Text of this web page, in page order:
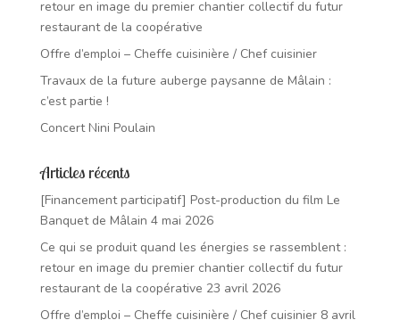
retour en image du premier chantier collectif du futur
restaurant de la coopérative
Offre d’emploi – Cheffe cuisinière / Chef cuisinier
Travaux de la future auberge paysanne de Mâlain :
c’est partie !
Concert Nini Poulain
Articles récents
[Financement participatif] Post-production du film Le
Banquet de Mâlain 4 mai 2026
Ce qui se produit quand les énergies se rassemblent :
retour en image du premier chantier collectif du futur
restaurant de la coopérative 23 avril 2026
Offre d’emploi – Cheffe cuisinière / Chef cuisinier 8 avril